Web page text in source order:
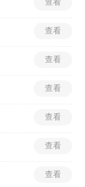
查看
查看
查看
查看
查看
查看
查看